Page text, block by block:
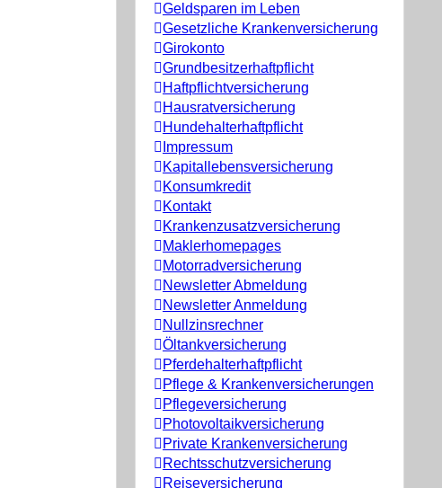
Geldsparen im Leben
Gesetzliche Krankenversicherung
Girokonto
Grundbesitzerhaftpflicht
Haftpflichtversicherung
Hausratversicherung
Hundehalterhaftpflicht
Impressum
Kapitallebensversicherung
Konsumkredit
Kontakt
Krankenzusatzversicherung
Maklerhomepages
Motorradversicherung
Newsletter Abmeldung
Newsletter Anmeldung
Nullzinsrechner
Öltankversicherung
Pferdehalterhaftpflicht
Pflege & Krankenversicherungen
Pflegeversicherung
Photovoltaikversicherung
Private Krankenversicherung
Rechtsschutzversicherung
Reiseversicherung